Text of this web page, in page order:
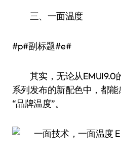
三、一面温度
#p#副标题#e#
其实，无论从EMUI9.0
系列发布的新配色中，都
“品牌温度”。